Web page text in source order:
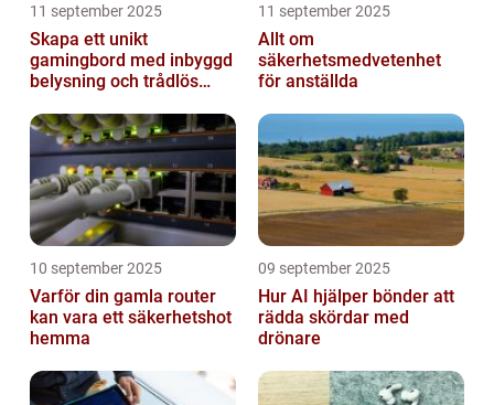
11 september 2025
Skapa ett unikt
gamingbord med inbyggd
belysning och trådlös
11 september 2025
Allt om
säkerhetsmedvetenhet
för anställda
10 september 2025
Varför din gamla router
kan vara ett säkerhetshot
hemma
09 september 2025
Hur AI hjälper bönder att
rädda skördar med
drönare